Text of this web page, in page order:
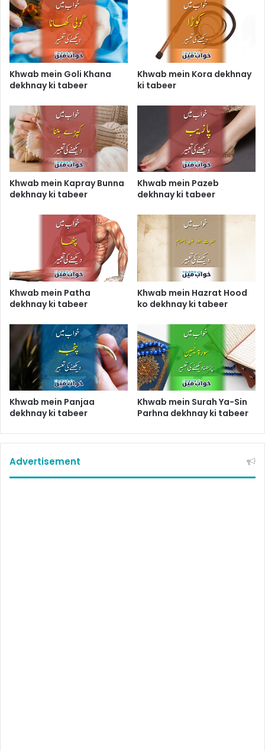
Khwab mein Goli Khana
dekhnay ki tabeer
Khwab mein Kora dekhnay
ki tabeer
Khwab mein Kapray Bunna
dekhnay ki tabeer
Khwab mein Pazeb
dekhnay ki tabeer
Khwab mein Patha
dekhnay ki tabeer
Khwab mein Hazrat Hood
ko dekhnay ki tabeer
Khwab mein Panjaa
dekhnay ki tabeer
Khwab mein Surah Ya-Sin
Parhna dekhnay ki tabeer
Advertisement